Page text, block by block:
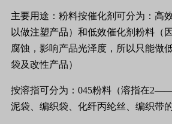
主要用途：粉料按催化剂可分为：高
以做注塑产品）和低效催化剂粉料（
腐蚀，影响产品光泽度，所以只能做
袋及改性产品）
按溶指可分为： 045粉料（溶指在2
泥袋、编织袋、化纤丙纶丝、编织带